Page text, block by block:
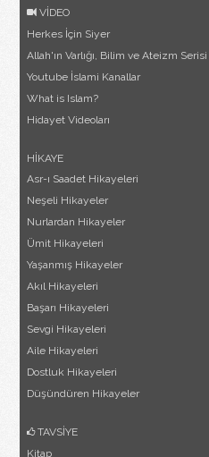
VİDEO
Herkes İçin Siyer
Allah'ın Varlığı, Bilim ve Ateizm Serisi
Youtube İslami Kanallar
What is Islam?
Hidayet Videoları
HİKAYE
Asr-ı Saadet Hikayeleri
Neşeli Hikayeler
Nurlardan Hikayeler
Ümit Hikayeleri
Yaşanmış Hikayeler
Akıl Hikayeleri
Başarı Hikayeleri
Sevgi Hikayeleri
Aile Hikayeleri
Dostluk Hikayeleri
Düşündüren Hikayeler
TAVSİYE
Kitap